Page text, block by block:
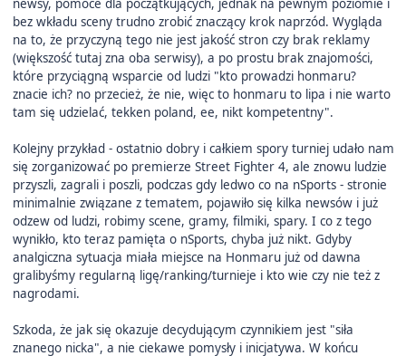
newsy, pomoce dla początkujących, jednak na pewnym poziomie i
bez wkładu sceny trudno zrobić znaczący krok naprzód. Wygląda
na to, że przyczyną tego nie jest jakość stron czy brak reklamy
(większość tutaj zna oba serwisy), a po prostu brak znajomości,
które przyciągną wsparcie od ludzi "kto prowadzi honmaru?
znacie ich? no przecież, że nie, więc to honmaru to lipa i nie warto
tam się udzielać, tekken poland, ee, nikt kompetentny".
Kolejny przykład - ostatnio dobry i całkiem spory turniej udało nam
się zorganizować po premierze Street Fighter 4, ale znowu ludzie
przyszli, zagrali i poszli, podczas gdy ledwo co na nSports - stronie
minimalnie związane z tematem, pojawiło się kilka newsów i już
odzew od ludzi, robimy scene, gramy, filmiki, spary. I co z tego
wynikło, kto teraz pamięta o nSports, chyba już nikt. Gdyby
analgiczna sytuacja miała miejsce na Honmaru już od dawna
gralibyśmy regularną ligę/ranking/turnieje i kto wie czy nie też z
nagrodami.
Szkoda, że jak się okazuje decydującym czynnikiem jest "siła
znanego nicka", a nie ciekawe pomysły i inicjatywa. W końcu